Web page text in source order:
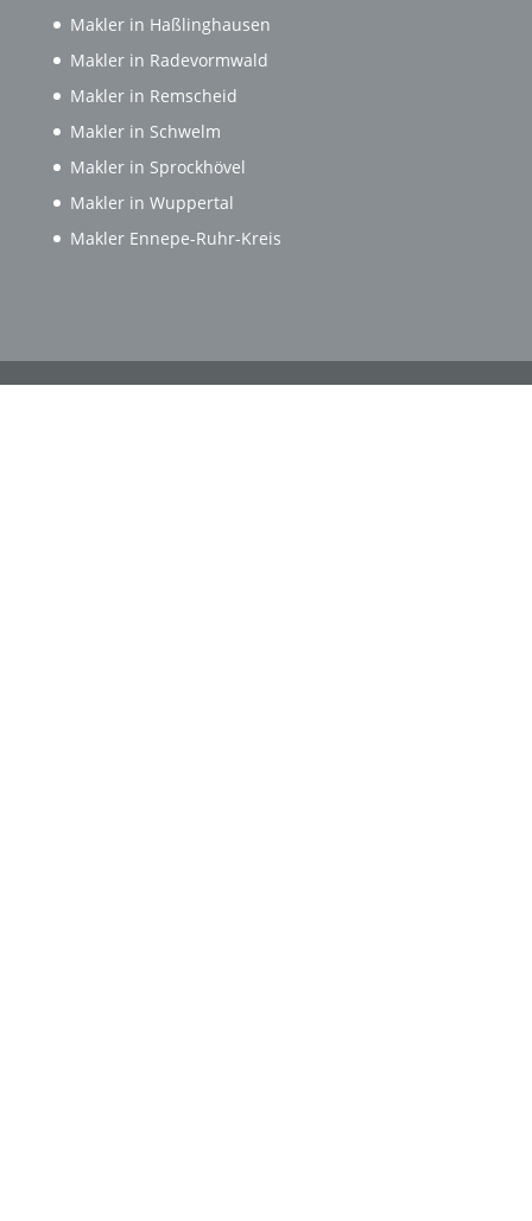
Makler in Haßlinghausen
Makler in Radevormwald
Makler in Remscheid
Makler in Schwelm
Makler in Sprockhövel
Makler in Wuppertal
Makler Ennepe-Ruhr-Kreis